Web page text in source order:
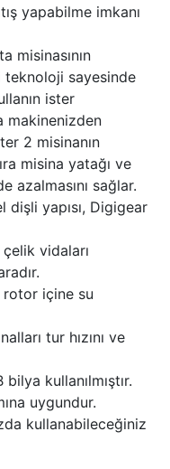
yapabilme imkanı
misinasının
teknoloji sayesinde
ister
makinenizden
2 misinanın
misina yatağı ve
azalmasını sağlar.
dişli yapısı, Digigear
vidaları
içine su
tur hızını ve
kullanılmıştır.
uygundur.
kullanabileceğiniz